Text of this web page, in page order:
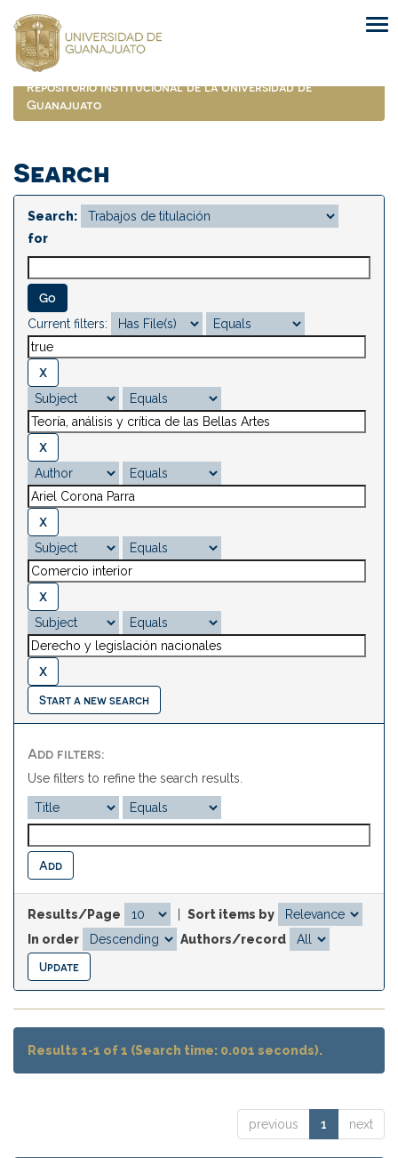
navigation
Repositorio Institucional de la Universidad de
Guanajuato
Search
Search:
for
Current filters:
Start a new search
Add filters:
Use filters to refine the search results.
Results/Page
Sort items by
In order
Authors/record
Results 1-1 of 1 (Search time: 0.001 seconds).
previous 1 next